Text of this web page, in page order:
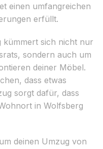
einen umfangreichen
erfüllt.
kümmert sich nicht nur
sondern auch um
deiner Möbel.
dass etwas
sorgt dafür, dass
in Wolfsberg
deinen Umzug von